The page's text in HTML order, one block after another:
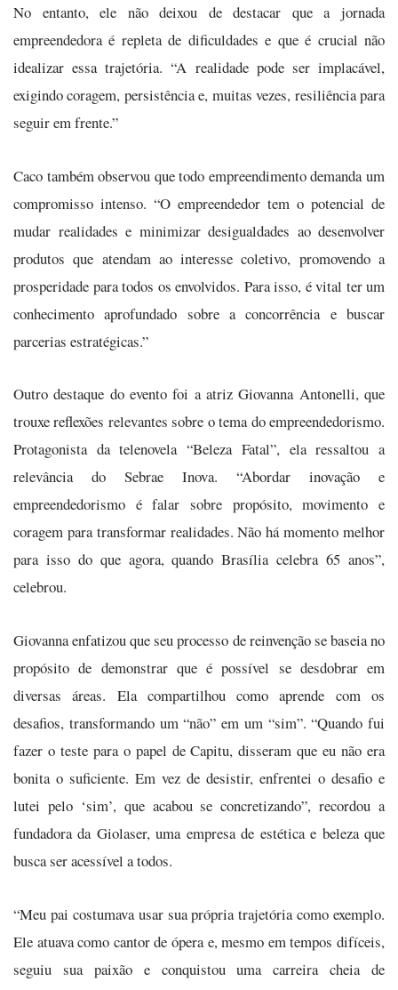
No entanto, ele não deixou de destacar que a jornada
empreendedora é repleta de dificuldades e que é crucial não
idealizar essa trajetória. “A realidade pode ser implacável,
exigindo coragem, persistência e, muitas vezes, resiliência para
seguir em frente.”
Caco também observou que todo empreendimento demanda um
compromisso intenso. “O empreendedor tem o potencial de
mudar realidades e minimizar desigualdades ao desenvolver
produtos que atendam ao interesse coletivo, promovendo a
prosperidade para todos os envolvidos. Para isso, é vital ter um
conhecimento aprofundado sobre a concorrência e buscar
parcerias estratégicas.”
Outro destaque do evento foi a atriz Giovanna Antonelli, que
trouxe reflexões relevantes sobre o tema do empreendedorismo.
Protagonista da telenovela “Beleza Fatal”, ela ressaltou a
relevância do Sebrae Inova. “Abordar inovação e
empreendedorismo é falar sobre propósito, movimento e
coragem para transformar realidades. Não há momento melhor
para isso do que agora, quando Brasília celebra 65 anos”,
celebrou.
Giovanna enfatizou que seu processo de reinvenção se baseia no
propósito de demonstrar que é possível se desdobrar em
diversas áreas. Ela compartilhou como aprende com os
desafios, transformando um “não” em um “sim”. “Quando fui
fazer o teste para o papel de Capitu, disseram que eu não era
bonita o suficiente. Em vez de desistir, enfrentei o desafio e
lutei pelo ‘sim’, que acabou se concretizando”, recordou a
fundadora da Giolaser, uma empresa de estética e beleza que
busca ser acessível a todos.
“Meu pai costumava usar sua própria trajetória como exemplo.
Ele atuava como cantor de ópera e, mesmo em tempos difíceis,
seguiu sua paixão e conquistou uma carreira cheia de